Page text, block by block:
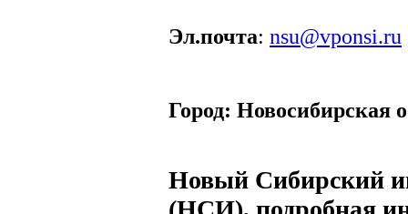
Эл.почта: nsu@vponsi.ru
Город: Новосибирская
Новый Сибирский